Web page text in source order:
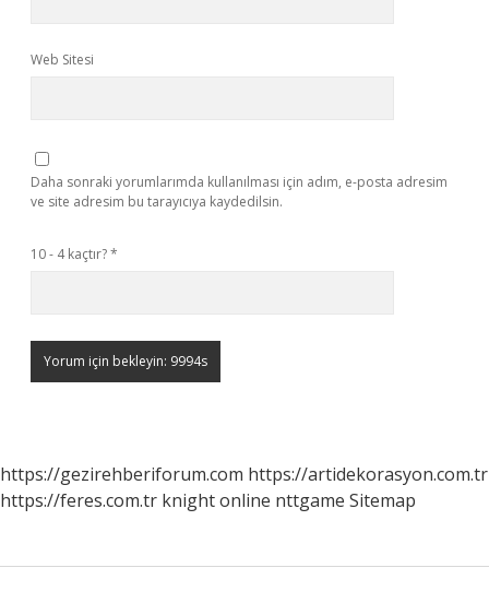
Web Sitesi
Daha sonraki yorumlarımda kullanılması için adım, e-posta adresim
ve site adresim bu tarayıcıya kaydedilsin.
10 - 4 kaçtır?*
https://gezirehberiforum.com https://artidekorasyon.com.tr
https://feres.com.tr knight online nttgame Sitemap